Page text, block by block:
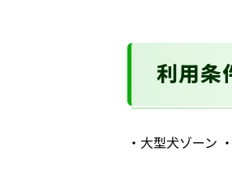
利用条
・大型犬ゾーン